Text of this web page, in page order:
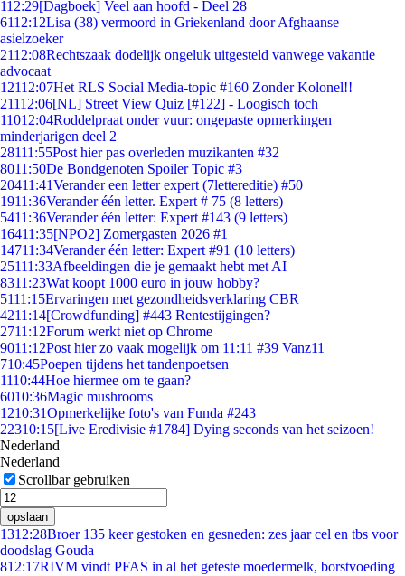
112:29[Dagboek] Veel aan hoofd - Deel 28
6112:12Lisa (38) vermoord in Griekenland door Afghaanse
asielzoeker
2112:08Rechtszaak dodelijk ongeluk uitgesteld vanwege vakantie
advocaat
12112:07Het RLS Social Media-topic #160 Zonder Kolonel!!
21112:06[NL] Street View Quiz [#122] - Loogisch toch
11012:04Roddelpraat onder vuur: ongepaste opmerkingen
minderjarigen deel 2
28111:55Post hier pas overleden muzikanten #32
8011:50De Bondgenoten Spoiler Topic #3
20411:41Verander een letter expert (7lettereditie) #50
1911:36Verander één letter. Expert # 75 (8 letters)
5411:36Verander één letter: Expert #143 (9 letters)
16411:35[NPO2] Zomergasten 2026 #1
14711:34Verander één letter: Expert #91 (10 letters)
25111:33Afbeeldingen die je gemaakt hebt met AI
8311:23Wat koopt 1000 euro in jouw hobby?
5111:15Ervaringen met gezondheidsverklaring CBR
4211:14[Crowdfunding] #443 Rentestijgingen?
2711:12Forum werkt niet op Chrome
9011:12Post hier zo vaak mogelijk om 11:11 #39 Vanz11
710:45Poepen tijdens het tandenpoetsen
1110:44Hoe hiermee om te gaan?
6010:36Magic mushrooms
1210:31Opmerkelijke foto's van Funda #243
22310:15[Live Eredivisie #1784] Dying seconds van het seizoen!
Nederland
Nederland
Scrollbar gebruiken
opslaan
1312:28Broer 135 keer gestoken en gesneden: zes jaar cel en tbs voor
doodslag Gouda
812:17RIVM vindt PFAS in al het geteste moedermelk, borstvoeding